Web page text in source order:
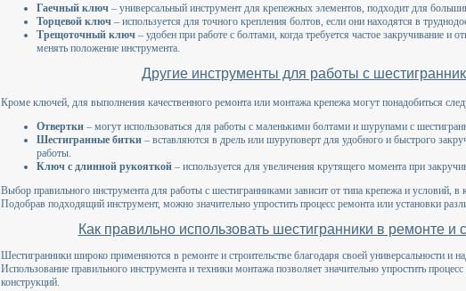
Гаечный ключ – универсальный инструмент для крепежных элементов, подходит для
Торцевой ключ – используется для точного крепления болтов, если они находятся в
Трещоточный ключ – удобен при работе с болтами, когда требуется частое закручивание и
менять положение инструмента.
Другие инструменты для работы с
Кроме ключей, для выполнения качественного ремонта или монтажа крепежа могут понадобиться
Отвертки – могут использоваться для работы с маленькими болтами и шурупами с
Шестигранные битки – вставляются в дрель или шуруповерт для удобного и быстрого
работы.
Ключ с длинной рукояткой – используется для увеличения крутящего момента при
Выбор правильного инструмента для работы с шестигранниками зависит от типа крепежа и условий, в
Подобрав подходящий инструмент, можно значительно упростить процесс ремонта или установки
Как правильно использовать шестигранники в ремонте и
Шестигранники широко применяются в ремонте и строительстве благодаря своей универсальности и
Использование правильного инструмента и техники монтажа позволяет значительно упростить
конструкций.